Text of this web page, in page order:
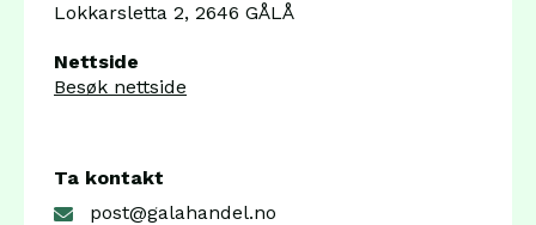
Lokkarsletta 2, 2646 GÅLÅ
Nettside
Besøk nettside
Ta kontakt
post@galahandel.no